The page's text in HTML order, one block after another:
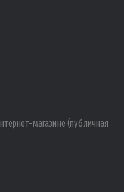
магазине (публичная